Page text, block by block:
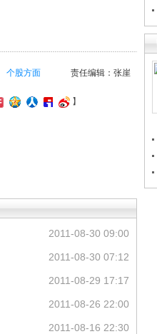
责任编辑：张崖
个股方面
】
2011-08-30 09:00
2011-08-30 07:12
2011-08-29 17:17
2011-08-26 22:00
2011-08-16 22:30